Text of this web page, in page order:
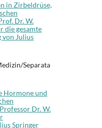
in Zirbeldrüse,
Dr. W.
die gesamte
von Julius
Separata
Hormone und
Dr. W.
Springer